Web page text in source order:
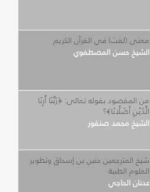
معنى (لفت) في القرآن الكريم
الشيخ حسن المصطفوي
من المقصود بقوله تعالى: ﴿رَبَّنَا أَرِنَا
الَّذَيْنِ أَضَلَّانَا﴾؟
الشيخ محمد صنقور
شيخ المترجمين حنين بن إسحاق وتطوير
العلوم الطبية
عدنان الحاجي